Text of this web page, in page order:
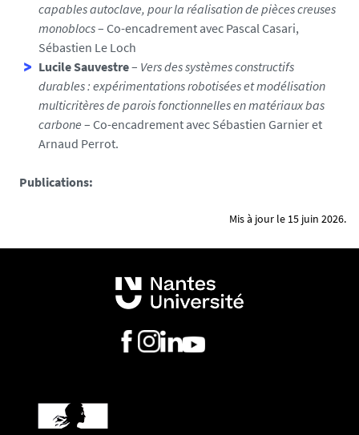
capables autoclave, pour la réalisation de pièces creuses
monoblocs– Co-encadrement avec Pascal Casari,
Sébastien Le Loch
Lucile Sauvestre– Vers des systèmes constructifs
durables : expérimentations robotisées et modélisation
multicritères de parois fonctionnelles en matériaux bas
carbone – Co-encadrement avec Sébastien Garnier et
Arnaud Perrot.
Publications:
Mis à jour le 15 juin 2026.